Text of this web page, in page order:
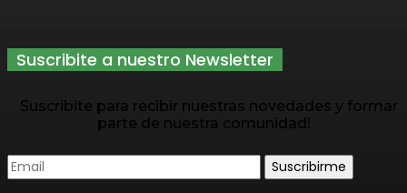
Suscribite a nuestro Newsletter
Suscribite para recibir nuestras novedades y formar
parte de nuestra comunidad!